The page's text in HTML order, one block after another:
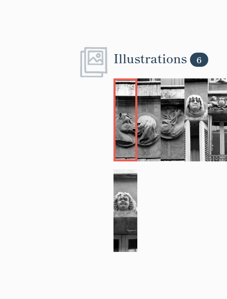
Illustrations 6